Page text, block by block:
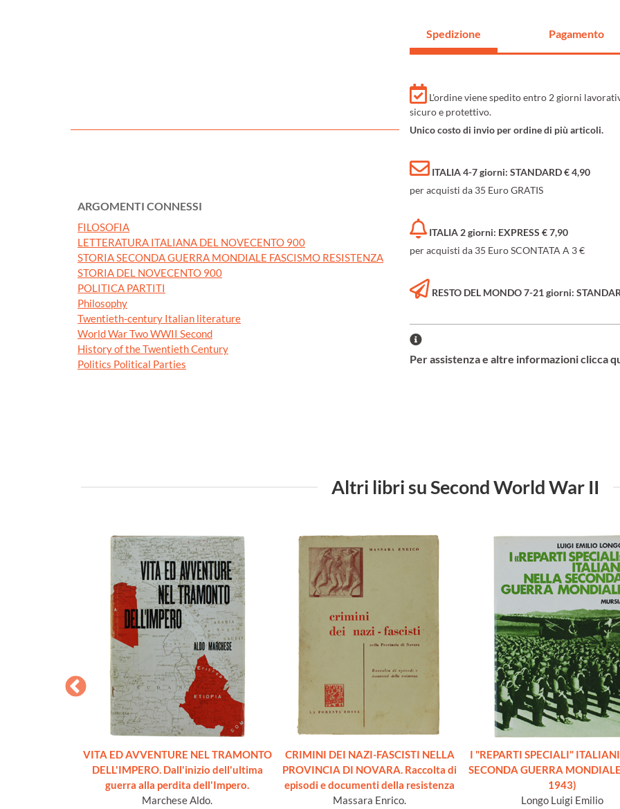
ARGOMENTI CONNESSI
FILOSOFIA
LETTERATURA ITALIANA DEL NOVECENTO 900
STORIA SECONDA GUERRA MONDIALE FASCISMO RESISTENZA
STORIA DEL NOVECENTO 900
POLITICA PARTITI
Philosophy
Twentieth-century Italian literature
World War Two WWII Second
History of the Twentieth Century
Politics Political Parties
Spedizione Pagamento
L'ordine viene spedito entro 2 giorni
sicuro e protettivo.
Unico costo di invio per ordine di più articoli.
ITALIA 4-7 giorni: STANDARD € 4,90
per acquisti da 35 Euro GRATIS
ITALIA 2 giorni: EXPRESS € 7,90
per acquisti da 35 Euro SCONTATA A 3 €
RESTO DEL MONDO 7-21 giorni:
Per assistenza e altre informazioni clicca
Altri libri su Second World War II
VITA ED AVVENTURE NEL TRAMONTO
DELL'IMPERO. Dall'inizio dell'ultima
guerra alla perdita dell'Impero.
Marchese Aldo.
CRIMINI DEI NAZI-FASCISTI NELLA
PROVINCIA DI NOVARA. Raccolta di
episodi e documenti della resistenza
Massara Enrico.
I "REPARTI SPECIALI"
SECONDA GUERRA
1943)
Longo Luigi Emilio